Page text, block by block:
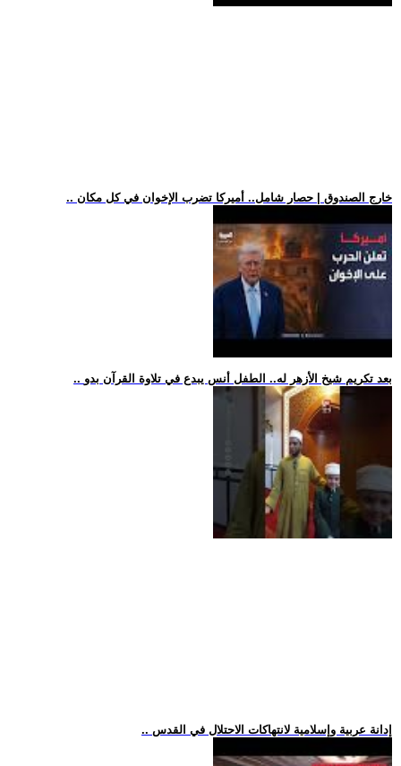
.. خارج الصندوق | حصار شامل.. أميركا تضرب الإخوان في كل مكان
.. بعد تكريم شيخ الأزهر له.. الطفل أنس يبدع في تلاوة القرآن بدو
.. إدانة عربية وإسلامية لانتهاكات الاحتلال في القدس